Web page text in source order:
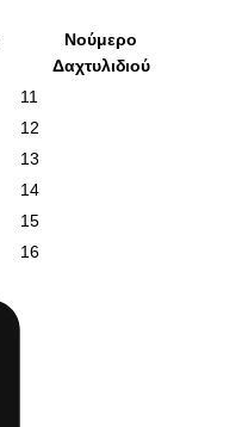
Νούμερο
Δαχτυλιδιού
11
12
13
14
15
16